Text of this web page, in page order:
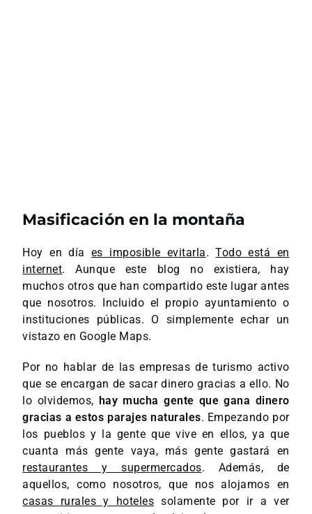
Masificación en la montaña
Hoy en día es imposible evitarla.Todo está en
internet. Aunque este blog no existiera, hay
muchos otros que han compartido este lugar antes
que nosotros. Incluido el propio ayuntamiento o
instituciones públicas. O simplemente echar un
vistazo en Google Maps.
Por no hablar de las empresas de turismo activo
que se encargan de sacar dinero gracias a ello. No
lo olvidemos, hay mucha gente que gana dinero
gracias a estos parajes naturales. Empezando por
los pueblos y la gente que vive en ellos, ya que
cuanta más gente vaya, más gente gastará en
restaurantes y supermercados. Además, de
aquellos, como nosotros, que nos alojamos en
casas rurales y hoteles solamente por ir a ver